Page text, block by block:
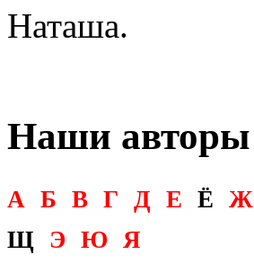
Наташа.
Наши авторы
А Б В Г Д Е Ё Ж
Щ Э Ю Я